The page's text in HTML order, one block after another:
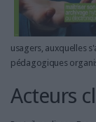
usagers, auxquelles
pédagogiques
Acteurs